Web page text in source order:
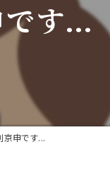
です...
京申です...